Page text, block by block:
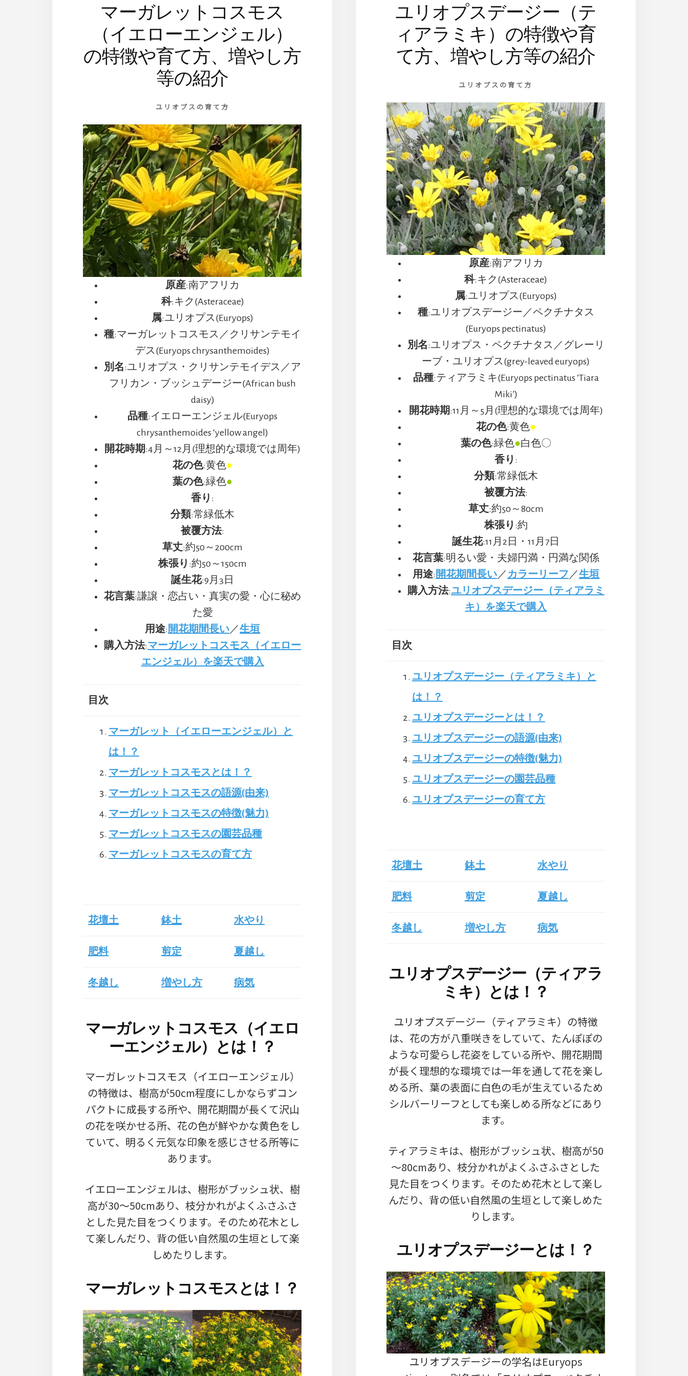
マーガレットコスモス
（イエローエンジェル）
の特徴や育て方、増やし方
等の紹介
ユリオプスの育て方
原産:南アフリカ
科:キク(Asteraceae)
属:ユリオプス(Euryops)
種:マーガレットコスモス／クリサンテモイ
デス(Euryops chrysanthemoides)
別名:ユリオプス・クリサンテモイデス／ア
フリカン・ブッシュデージー(African bush
daisy)
品種:イエローエンジェル(Euryops
chrysanthemoides ‘yellow angel)
開花時期 :4月～12月(理想的な環境では周年)
花の色:黄色●
葉の色:緑色●
香り :
分類:常緑低木
被覆方法:
草丈:約50～200cm
株張り :約50～150cm
誕生花:9月3日
花言葉:謙譲・恋占い・真実の愛・心に秘め
た愛
用途: 開花期間長い ／生垣
購入方法:マーガレットコスモス（イエロー
エンジェル）を楽天で購入
目次
マーガレット（イエローエンジェル）と
は！？
マーガレットコスモスとは！？
マーガレットコスモスの語源(由来)
マーガレットコスモスの特徴(魅力)
マーガレットコスモスの園芸品種
マーガレットコスモスの育て方
花壇土 鉢土 水やり
肥料 剪定 夏越し
冬越し 増やし方 病気
マーガレットコスモス（イエロ
ーエンジェル）とは！？
マーガレットコスモス（イエローエンジェル）
の特徴は、樹高が50cm程度にしかならずコン
パクトに成長する所や、開花期間が長くて沢山
の花を咲かせる所、花の色が鮮やかな黄色をし
ていて、明るく元気な印象を感じさせる所等に
あります。
イエローエンジェルは、樹形がブッシュ状、樹
高が30～50cmあり、枝分かれがよくふさふさ
とした見た目をつくります。そのため花木とし
て楽しんだり、背の低い自然風の生垣として楽
しめたりします。
マーガレットコスモスとは！？
ユリオプスデージー（テ
ィアラミキ）の特徴や育
て方、増やし方等の紹介
ユリオプスの育て方
原産:南アフリカ
科:キク(Asteraceae)
属:ユリオプス(Euryops)
種:ユリオプスデージー／ペクチナタス
(Euryops pectinatus)
別名:ユリオプス・ペクチナタス／グレーリ
ーブ・ユリオプス(grey-leaved euryops)
品種:ティアラミキ(Euryops pectinatus ‘Tiara
Miki’)
開花時期 :11月～5月(理想的な環境では周年)
花の色:黄色●
葉の色:緑色●白色〇
香り :
分類:常緑低木
被覆方法:
草丈:約50～80cm
株張り :約
誕生花:11月2日・11月7日
花言葉:明るい愛・夫婦円満・円満な関係
用途: 開花期間長い／ カラーリーフ ／生垣
購入方法:ユリオプスデージー（ティアラミ
キ）を楽天で購入
目次
ユリオプスデージー（ティアラミキ）と
は！？
ユリオプスデージーとは！？
ユリオプスデージーの語源(由来)
ユリオプスデージーの特徴(魅力)
ユリオプスデージーの園芸品種
ユリオプスデージーの育て方
花壇土 鉢土 水やり
肥料 剪定 夏越し
冬越し 増やし方 病気
ユリオプスデージー（ティアラ
ミキ）とは！？
ユリオプスデージー（ティアラミキ）の特徴
は、花の方が八重咲きをしていて、たんぽぽの
ような可愛らし花姿をしている所や、開花期間
が長く理想的な環境では一年を通して花を楽し
める所、葉の表面に白色の毛が生えているため
シルバーリーフとしても楽しめる所などにあり
ます。
ティアラミキは、樹形がブッシュ状、樹高が50
～80cmあり、枝分かれがよくふさふさとした
見た目をつくります。そのため花木として楽し
んだり、背の低い自然風の生垣として楽しめた
りします。
ユリオプスデージーとは！？
ユリオプスデージーの学名はEuryops